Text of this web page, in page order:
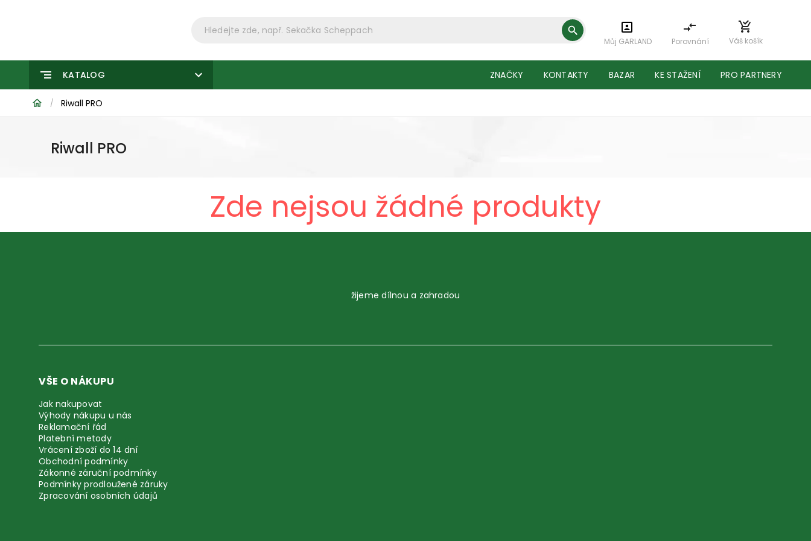
Můj GARLAND Porovnání Váš košík
KATALOG ZNAČKY KONTAKTY BAZAR KE STAŽENÍ PRO PARTNERY
/ Riwall PRO
Riwall PRO
Zde nejsou žádné produkty
žijeme dílnou a zahradou
VŠE O NÁKUPU
Jak nakupovat
Výhody nákupu u nás
Reklamační řád
Platební metody
Vrácení zboží do 14 dní
Obchodní podmínky
Zákonné záruční podmínky
Podmínky prodloužené záruky
Zpracování osobních údajů